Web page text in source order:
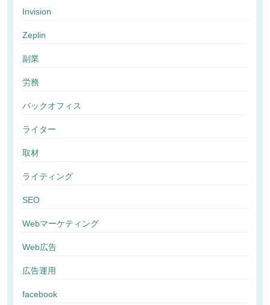
Invision
Zeplin
副業
労務
バックオフィス
ライター
取材
ライティング
SEO
Webマーケティング
Web広告
広告運用
facebook